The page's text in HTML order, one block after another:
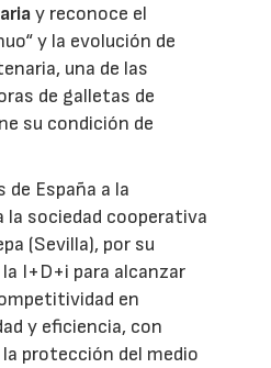
y reconoce el
y la evolución de
una de las
de galletas de
su condición de
España a la
la sociedad cooperativa
(Sevilla), por su
I+D+i para alcanzar
en
y eficiencia, con
protección del medio